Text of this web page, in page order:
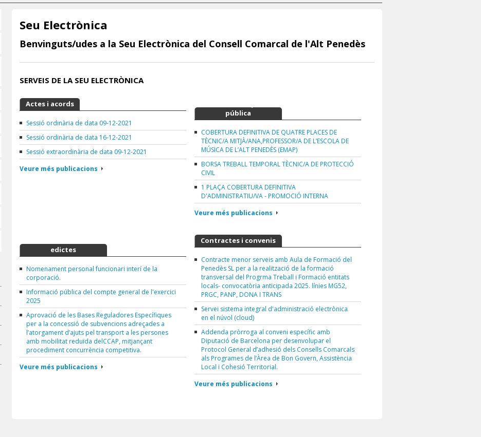
Seu Electrònica
Benvinguts/udes a la Seu Electrònica del Consell Comarcal de l'Alt Penedès
SERVEIS DE LA SEU ELECTRÒNICA
Actes i acords
Sessió ordinària de data 09-12-2021
Sessió ordinària de data 16-12-2021
Sessió extraordinària de data 09-12-2021
Veure més publicacions
pública
COBERTURA DEFINITIVA DE QUATRE PLACES DE
TÈCNIC/A MITJÀ/ANA,PROFESSOR/A DE L’ESCOLA DE
MÚSICA DE L’ALT PENEDÈS (EMAP)
BORSA TREBALL TEMPORAL TÈCNIC/A DE PROTECCIÓ
CIVIL
1 PLAÇA COBERTURA DEFINITIVA
D'ADMINISTRATIU/VA - PROMOCIÓ INTERNA
Veure més publicacions
edictes
Nomenament personal funcionari interí de la
corporació.
Informació pública del compte general de l'exercici
2025
Aprovació de les Bases Reguladores Específiques
per a la concessió de subvencions adreçades a
l’atorgament d’ajuts pel transport a les persones
amb mobilitat reduïda delCCAP, mitjançant
procediment concurrència competitiva.
Veure més publicacions
Contractes i convenis
Contracte menor serveis amb Aula de Formació del
Penedès SL per a la realització de la formació
transversal del Progrma Treball i Formació entitats
locals- convocatòria anticipada 2025. línies MG52,
PRGC, PANP, DONA I TRANS
Servei sistema integral d'administració electrònica
en el núvol (cloud)
Addenda pròrroga al conveni específic amb
Diputació de Barcelona per desenvolupar el
Protocol General d’adhesió dels Consells Comarcals
als Programes de l’Àrea de Bon Govern, Assistència
Local i Cohesió Territorial.
Veure més publicacions